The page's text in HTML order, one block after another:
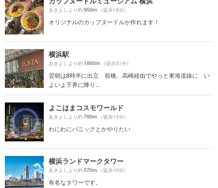
あきよしより約950m （徒歩16分）
オリジナルのカップヌードルが作れます！
横浜駅
あきよしより約1860m （徒歩31分）
翌朝は8時半に出立 前橋、高崎経由でやっと東海道線に い
よいよ下界に降り...
よこはまコスモワールド
あきよしより約780m （徒歩13分）
わにわにパニックとかやりたい
横浜ランドマークタワー
あきよしより約570m （徒歩10分）
有名なタワーです。